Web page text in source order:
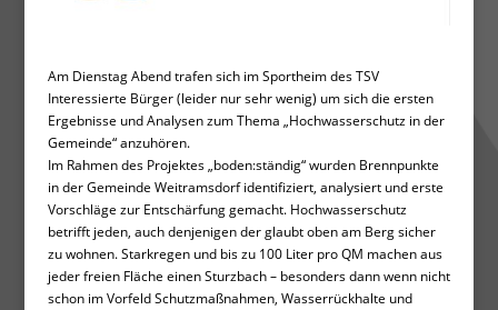
Am Dienstag Abend trafen sich im Sportheim des TSV
Interessierte Bürger (leider nur sehr wenig) um sich die ersten
Ergebnisse und Analysen zum Thema „Hochwasserschutz in der
Gemeinde“ anzuhören.
Im Rahmen des Projektes „boden:ständig“ wurden Brennpunkte
in der Gemeinde Weitramsdorf identifiziert, analysiert und erste
Vorschläge zur Entschärfung gemacht. Hochwasserschutz
betrifft jeden, auch denjenigen der glaubt oben am Berg sicher
zu wohnen. Starkregen und bis zu 100 Liter pro QM machen aus
jeder freien Fläche einen Sturzbach – besonders dann wenn nicht
schon im Vorfeld Schutzmaßnahmen, Wasserrückhalte und